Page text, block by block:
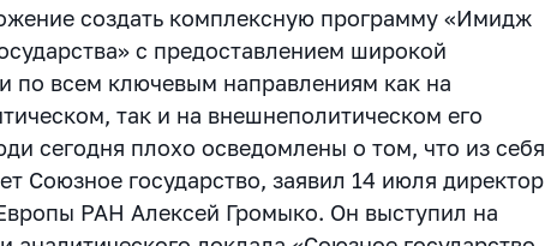
создать комплексную программу «Имидж
с предоставлением широкой
по всем ключевым направлениям как на
так и на внешнеполитическом его
сегодня плохо осведомлены о том, что из себя
Союзное государство, заявил 14 июля директор
РАН Алексей Громыко. Он выступил на